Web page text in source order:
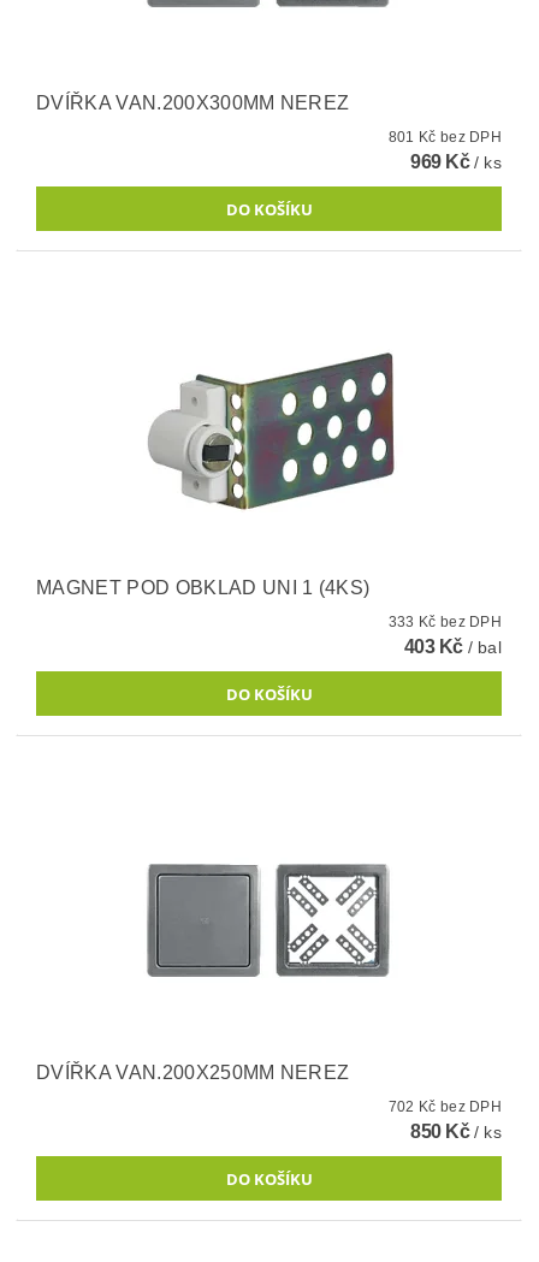
DVÍŘKA VAN.200X300MM NEREZ
801 Kč bez DPH
969 Kč/ ks
MAGNET POD OBKLAD UNI 1 (4KS)
333 Kč bez DPH
403 Kč / bal
DVÍŘKA VAN.200X250MM NEREZ
702 Kč bez DPH
850 Kč/ ks